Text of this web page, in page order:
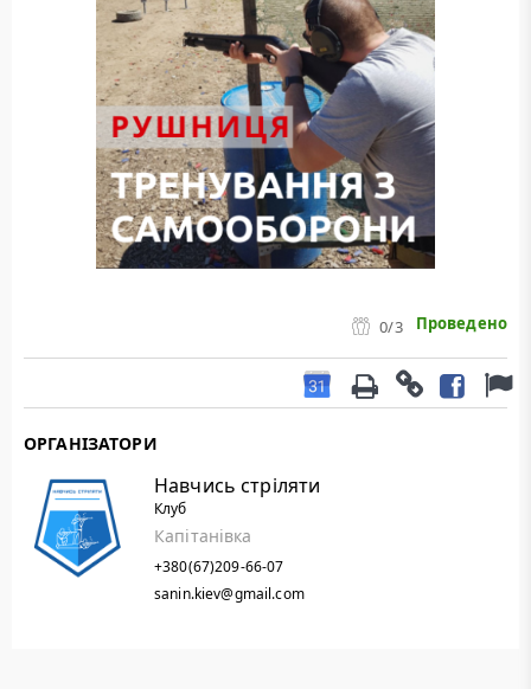
0/3 Проведено
ОРГАНІЗАТОРИ
Навчись стріляти
Клуб
Капітанівка
+380(67)209-66-07
sanin.kiev@gmail.com